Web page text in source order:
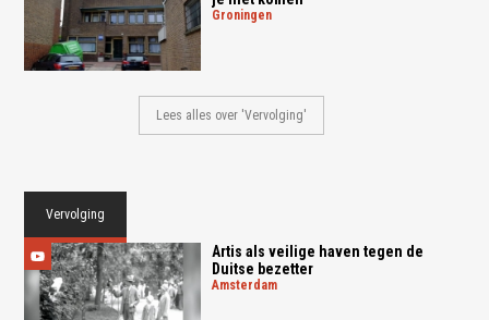
groningen
Lees alles over 'Vervolging'
Vervolging
Artis als veilige haven tegen de
Duitse bezetter
amsterdam